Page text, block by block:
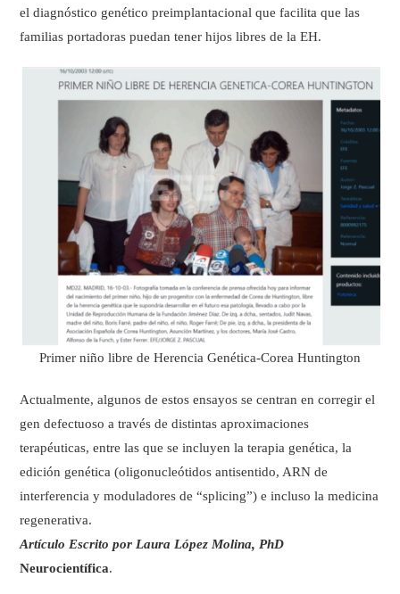
el diagnóstico genético preimplantacional que facilita que las
familias portadoras puedan tener hijos libres de la EH.
Primer niño libre de Herencia Genética-Corea Huntington
Actualmente, algunos de estos ensayos se centran en corregir el
gen defectuoso a través de distintas aproximaciones
terapéuticas, entre las que se incluyen la terapia genética, la
edición genética (oligonucleótidos antisentido, ARN de
interferencia y moduladores de “splicing”) e incluso la medicina
regenerativa.
Artículo Escrito por Laura López Molina, PhD
Neurocientífica.